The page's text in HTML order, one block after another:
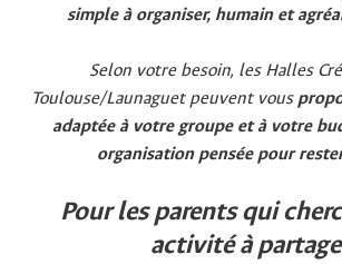
simple à organiser, humain et
Selon votre besoin, les Halles
Toulouse/Launaguet peuvent vous
adaptée à votre groupe et à votre
organisation pensée pour
Pour les parents qui
activité à